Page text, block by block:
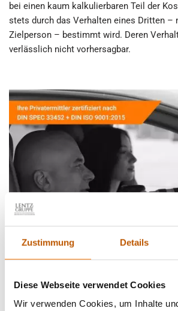
Zustimmung Details
Diese Webseite verwendet Cookies
Wir verwenden Cookies, um Inhalte
bei einen kaum kalkulierbaren Teil der
stets durch das Verhalten eines Dritten –
Zielperson – bestimmt wird. Deren
verlässlich nicht vorhersagbar.
Erfahrung seit 1995 als Detektei.
Einsatzgebiet!